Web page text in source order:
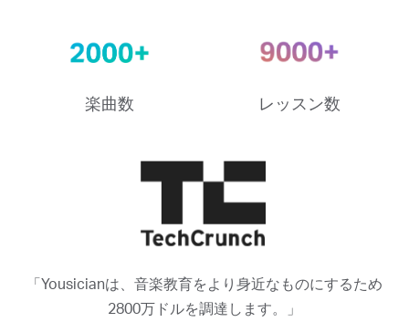
楽曲数 レッスン数
「Yousicianは、音楽教育をより身近なものにするため
2800万ドルを調達します。」